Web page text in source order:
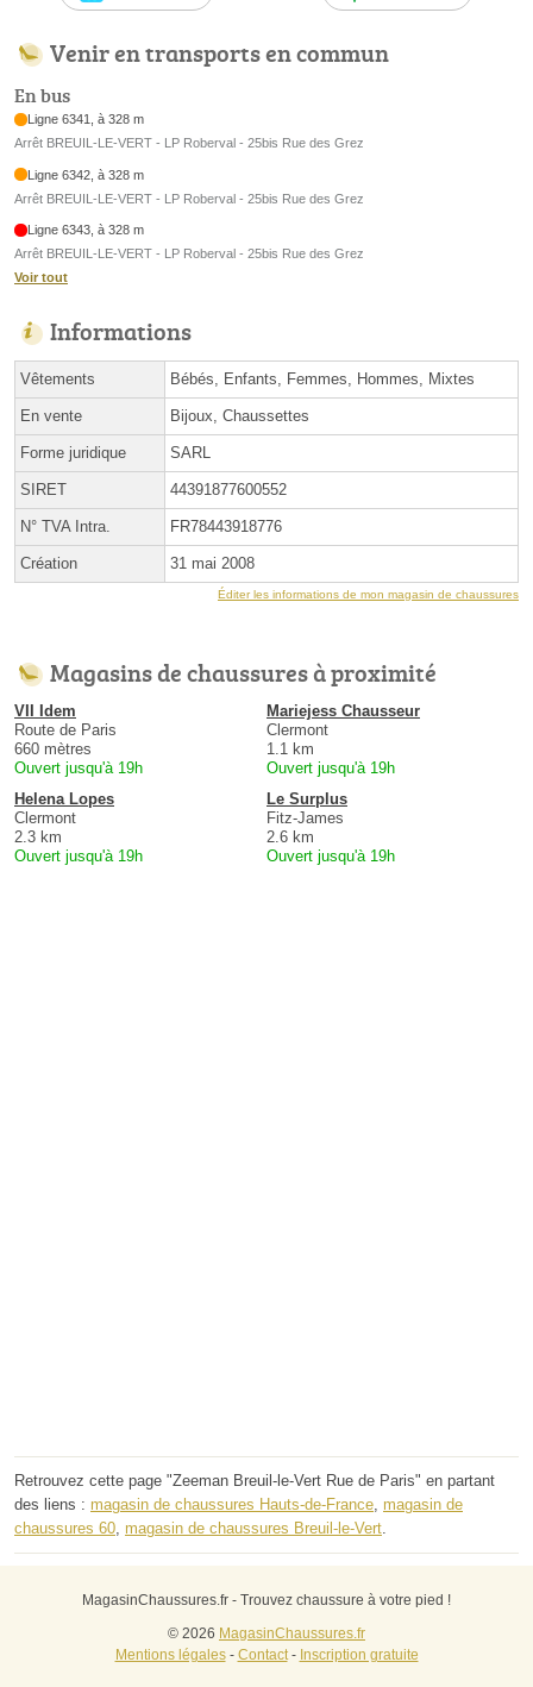
Venir en transports en commun
En bus
Ligne 6341, à 328 m
Arrêt BREUIL-LE-VERT - LP Roberval - 25bis Rue des Grez
Ligne 6342, à 328 m
Arrêt BREUIL-LE-VERT - LP Roberval - 25bis Rue des Grez
Ligne 6343, à 328 m
Arrêt BREUIL-LE-VERT - LP Roberval - 25bis Rue des Grez
Voir tout
Informations
Vêtements Bébés, Enfants, Femmes, Hommes, Mixtes
En vente Bijoux, Chaussettes
Forme juridique SARL
SIRET 44391877600552
N° TVA Intra. FR78443918776
Création 31 mai 2008
Éditer les informations de mon magasin de chaussures
Magasins de chaussures à proximité
VII Idem
Route de Paris
660 mètres
Ouvert jusqu'à 19h
Mariejess Chausseur
Clermont
1.1 km
Ouvert jusqu'à 19h
Helena Lopes
Clermont
2.3 km
Ouvert jusqu'à 19h
Le Surplus
Fitz-James
2.6 km
Ouvert jusqu'à 19h
Retrouvez cette page "Zeeman Breuil-le-Vert Rue de Paris" en partant
des liens : magasin de chaussures Hauts-de-France, magasin de
chaussures 60, magasin de chaussures Breuil-le-Vert.
MagasinChaussures.fr - Trouvez chaussure à votre pied !
© 2026 MagasinChaussures.fr
Mentions légales- Contact- Inscription gratuite